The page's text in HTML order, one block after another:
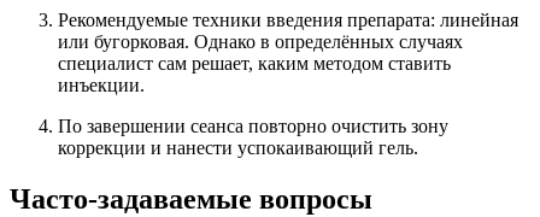
Рекомендуемые техники введения препарата: линейная
или бугорковая. Однако в определённых случаях
специалист сам решает, каким методом ставить
инъекции.
По завершении сеанса повторно очистить зону
коррекции и нанести успокаивающий гель.
Часто-задаваемые вопросы